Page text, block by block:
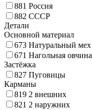
881 Россия
882 СССР
Детали
Основной материал
673 Натуральный мех
671 Нагольная овчина
Застёжка
827 Пуговицы
Карманы
819 2 внешних
821 2 наружних